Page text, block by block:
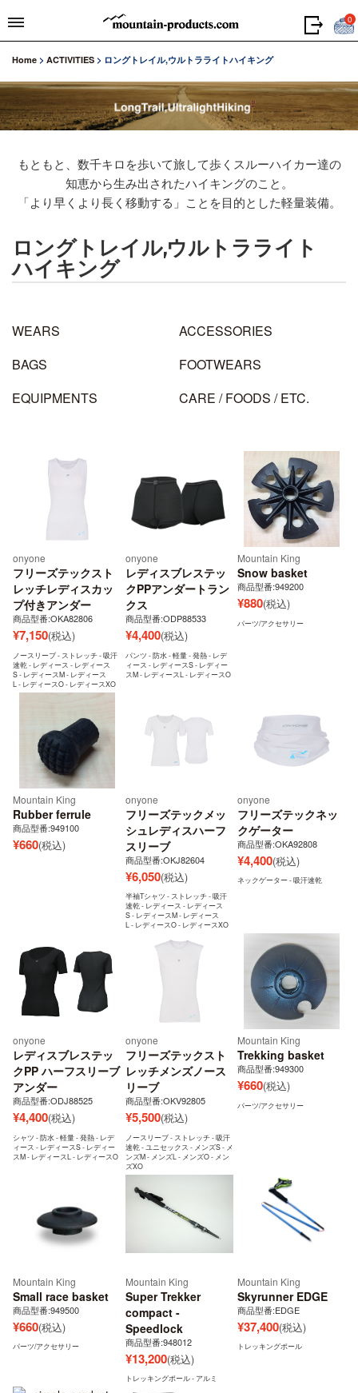
0
Home > ACTIVITIES > ロングトレイル,ウルトラライトハイキング
もともと、数千キロを歩いて旅して歩くスルーハイカー達の
知恵から生み出されたハイキングのこと。
「より早くより長く移動する」ことを目的とした軽量装備。
ロングトレイル,ウルトラライト
ハイキング
WEARS
ACCESSORIES
BAGS
FOOTWEARS
EQUIPMENTS
CARE / FOODS / ETC.
onyone
フリーズテックスト
レッチレディスカッ
プ付きアンダー
商品型番:OKA82806
¥7,150(税込)
ノースリーブ - ストレッチ - 吸汗
速乾 - レディース - レディース
S - レディースM - レディース
L - レディースO - レディースXO
onyone
レディスブレステッ
クPPアンダートラン
クス
商品型番:ODP88533
¥4,400(税込)
パンツ - 防水 - 軽量 - 発熱 - レデ
ィース - レディースS - レディー
スM - レディースL - レディースO
Mountain King
Snow basket
商品型番:949200
¥880(税込)
パーツ/アクセサリー
Mountain King
Rubber ferrule
商品型番:949100
¥660(税込)
onyone
フリーズテックメッ
シュレディスハーフ
スリーブ
商品型番:OKJ82604
¥6,050(税込)
半袖Tシャツ - ストレッチ - 吸汗
速乾 - レディース - レディース
S - レディースM - レディース
L - レディースO - レディースXO
onyone
フリーズテックネッ
クゲーター
商品型番:OKA92808
¥4,400(税込)
ネックゲーター - 吸汗速乾
onyone
レディスブレステッ
クPP ハーフスリーブ
アンダー
商品型番:ODJ88525
¥4,400(税込)
シャツ - 防水 - 軽量 - 発熱 - レデ
ィース - レディースS - レディー
スM - レディースL - レディースO
onyone
フリーズテックスト
レッチメンズノース
リーブ
商品型番:OKV92805
¥5,500(税込)
ノースリーブ - ストレッチ - 吸汗
速乾 - ユニセックス - メンズS - メ
ンズM - メンズL - メンズO - メン
ズXO
Mountain King
Trekking basket
商品型番:949300
¥660(税込)
パーツ/アクセサリー
Mountain King
Small race basket
商品型番:949500
¥660(税込)
パーツ/アクセサリー
Mountain King
Super Trekker
compact -
Speedlock
商品型番:948012
¥13,200(税込)
トレッキングポール - アルミ
Mountain King
Skyrunner EDGE
商品型番:EDGE
¥37,400(税込)
トレッキングポール